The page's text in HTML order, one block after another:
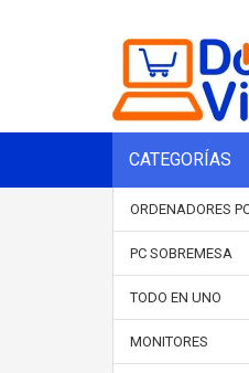
CATEGORÍAS
ORDENADORES
PC SOBREMESA
TODO EN UNO
MONITORES